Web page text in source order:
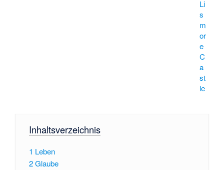
Li
s
m
or
e
C
a
st
le
Inhaltsverzeichnis
1 Leben
2Glaube